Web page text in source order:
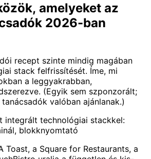
amelyeket az
2026-ban
recept szinte mindig magában
stack felfrissítését. Íme, mi
a leggyakrabban,
(Egyik sem szponzorált;
valóban ajánlanak.)
integrált technológiai stackkel:
blokknyomtató
Toast, a Square for Restaurants, a